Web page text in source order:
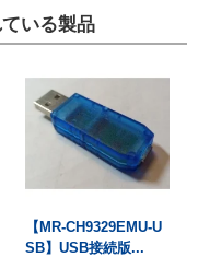
いる製品
【MR-CH9329EMU-U
SB】USB接続版...